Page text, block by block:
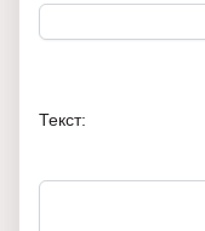
Текст: